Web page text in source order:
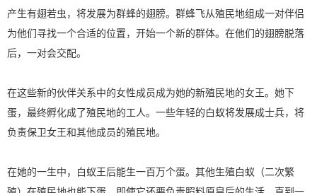
产生有翅若虫，将发展为群蜂的翅膀。群蜂飞从殖民地组成一对伴侣
为他们寻找一个合适的位置，开始一个新的群体。在他们的翅膀脱落
后，一对会交配。
在这些新的伙伴关系中的女性成员成为她的新殖民地的女王。她下
蛋，最终孵化成了殖民地的工人。一些年轻的白蚁将发展成士兵，将
负责保卫女王和其他成员的殖民地。
在她的一生中，白蚁王后能生一百万个蛋。其他生殖白蚁（二次繁